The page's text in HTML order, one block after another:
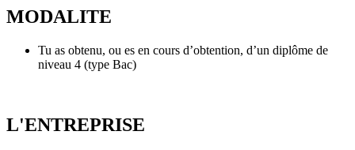
MODALITE
Tu as obtenu, ou es en cours d’obtention, d’un diplôme de
niveau 4 (type Bac)
L'ENTREPRISE